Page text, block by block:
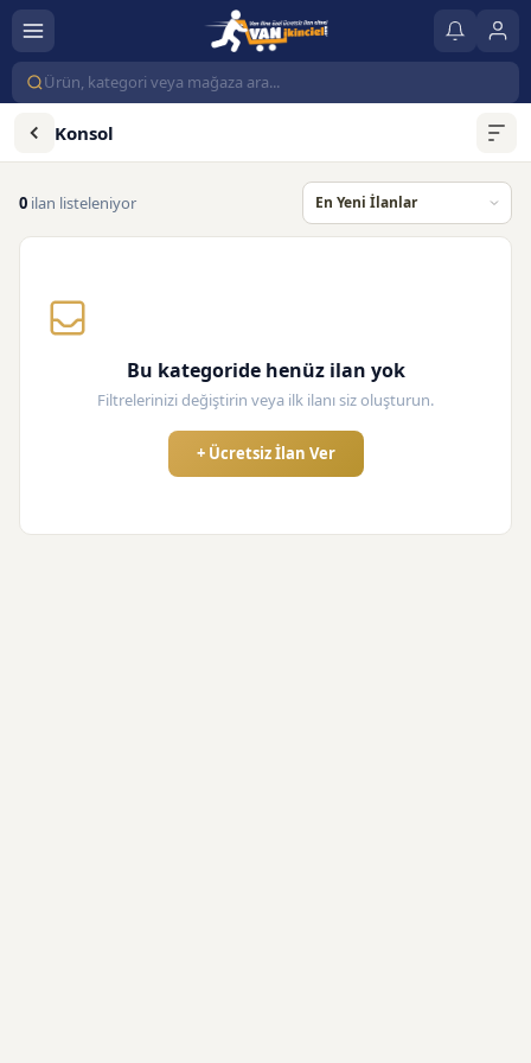
Konsol
0 ilan listeleniyor
Bu kategoride henüz ilan yok
Filtrelerinizi değiştirin veya ilk ilanı siz oluşturun.
+ Ücretsiz İlan Ver